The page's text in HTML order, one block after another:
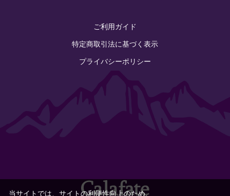
ご利用ガイド
特定商取引法に基づく表示
プライバシーポリシー
当サイトでは、サイトの利便性向上のため、